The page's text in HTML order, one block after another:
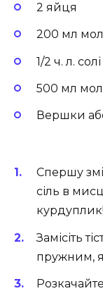
2 яйця
200 мл
1/2 ч. л. солі
500 мл
Вершки
Спершу
сіль в
курдуплик!
Замісіть
пружним,